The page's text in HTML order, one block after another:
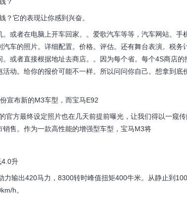
它的表现让你感到兴奋。
者在电脑上开车回家。。爱歌汽车等等，汽车网站。手
车的照片。详细配置。价格。评估。还有舞台表演。税务
。或者直接根据地址去商店。。因为每个省。每个4S商店
活动。给你的报价可能不一样。所以问问你自己。想拿到
布新的M3车型，而宝马E92
方最终设定照片也在几天前提前曝光，让我们得以一窥
销售。作为一款高性能的增强型车型，宝马M3将
升
输出420马力，8300转时峰值扭矩400牛米。从静止到
h。